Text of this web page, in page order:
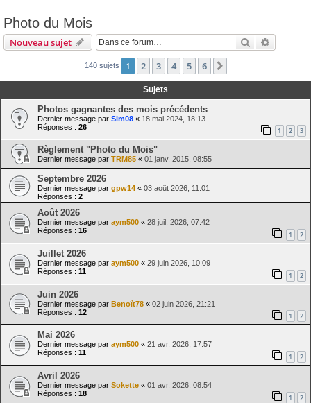
Photo du Mois
Nouveau sujet Rechercher
140 sujets 1 2 3 4 5 6
Sujets
Photos gagnantes des mois précédents
Dernier message par Sim08 « 18 mai 2024, 18:13
Réponses : 26 1 2 3
Règlement "Photo du Mois"
Dernier message par TRM85 « 01 janv. 2015, 08:55
Septembre 2026
Dernier message par gpw14 « 03 août 2026, 11:01
Réponses : 2
Août 2026
Dernier message par aym500 « 28 juil. 2026, 07:42
Réponses : 16 1 2
Juillet 2026
Dernier message par aym500 « 29 juin 2026, 10:09
Réponses : 11 1 2
Juin 2026
Dernier message par Benoît78 « 02 juin 2026, 21:21
Réponses : 12 1 2
Mai 2026
Dernier message par aym500 « 21 avr. 2026, 17:57
Réponses : 11 1 2
Avril 2026
Dernier message par Sokette « 01 avr. 2026, 08:54
Réponses : 18 1 2